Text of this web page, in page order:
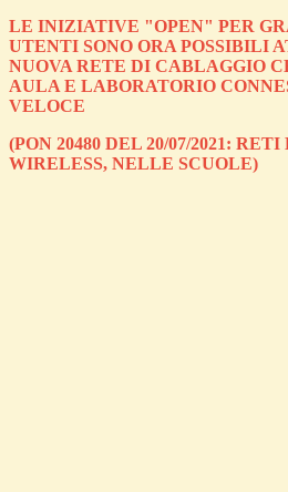
LE INIZIATIVE "OPEN" PER
UTENTI SONO ORA POSSIBILI
NUOVA RETE DI CABLAGGIO
AULA E LABORATORIO
VELOCE
(PON 20480 DEL 20/07/2021:
WIRELESS, NELLE SCUOLE)